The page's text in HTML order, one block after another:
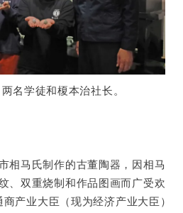
名学徒和榎本治社长。
相马氏制作的古董陶器，因相马
、双重烧制和作品图画而广受欢
产业大臣（现为经济产业大臣）